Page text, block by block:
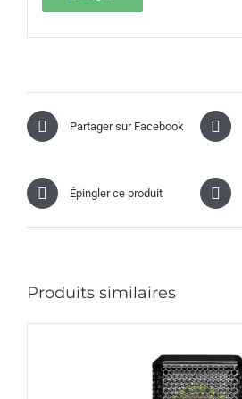
Partager sur Facebook
Épingler ce produit
Produits similaires